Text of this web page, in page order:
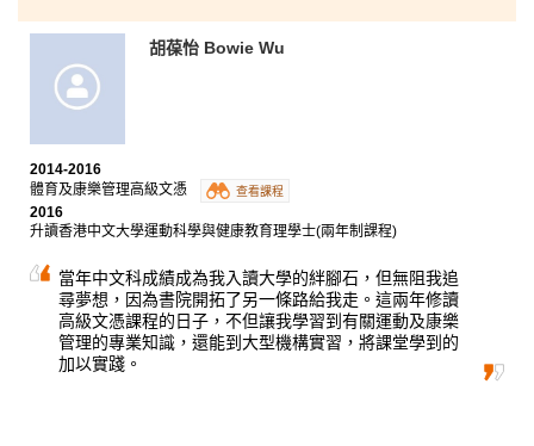
以外的經驗，除了增加了個人自信，擴闊了社交圈子，
也大大提高了入大學的機會。對於熱愛體育運動的同
學，相信這課程會是不二之選！
胡葆怡 Bowie Wu
2014-2016
體育及康樂管理高級文憑
查看課程
2016
升讀香港中文大學運動科學與健康教育理學士(兩年制課程)
當年中文科成績成為我入讀大學的絆腳石，但無阻我追
尋夢想，因為書院開拓了另一條路給我走。這兩年修讀
高級文憑課程的日子，不但讓我學習到有關運動及康樂
管理的專業知識，還能到大型機構實習，將課堂學到的
加以實踐。